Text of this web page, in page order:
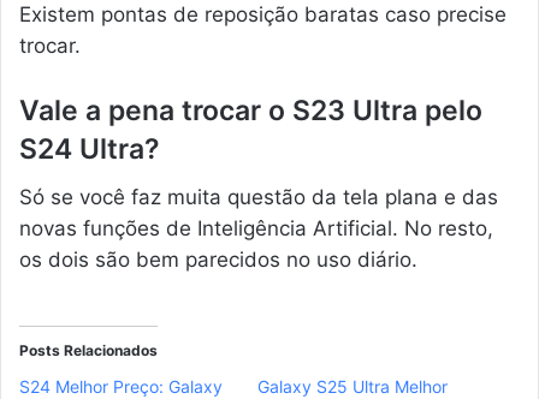
Existem pontas de reposição baratas caso precise
trocar.
Vale a pena trocar o S23 Ultra pelo
S24 Ultra?
Só se você faz muita questão da tela plana e das
novas funções de Inteligência Artificial. No resto,
os dois são bem parecidos no uso diário.
Posts Relacionados
S24 Melhor Preço: Galaxy
Galaxy S25 Ultra Melhor